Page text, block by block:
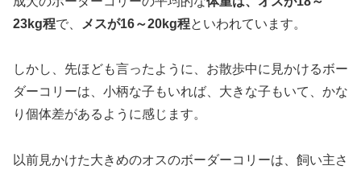
23kg程で、 メスが16～20kg程といわれています。
しかし、先ほども言ったように、お散歩中に見かけるボー
ダーコリーは、小柄な子もいれば、大きな子もいて、かな
り個体差があるように感じます。
以前見かけた大きめのオスのボーダーコリーは、飼い主さ